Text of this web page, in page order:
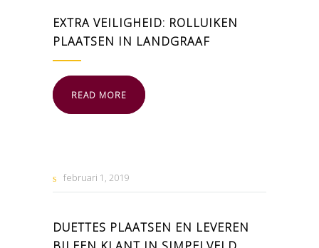
EXTRA VEILIGHEID: ROLLUIKEN
PLAATSEN IN LANDGRAAF
READ MORE
februari 1 2019
DUETTES PLAATSEN EN LEVEREN